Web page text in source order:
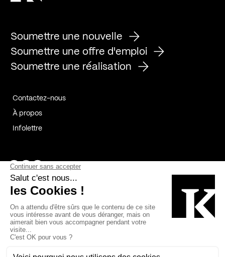
Soumettre une nouvelle
Soumettre une offre d'emploi
Soumettre une réalisation
Contactez-nous
À propos
Infolettre
Page Facebook de Kollectif
Page Instagram de Kollectif
Page Linkedin de Kollectif
Bâtiment-Durable-Québec-1
Esquisses-1